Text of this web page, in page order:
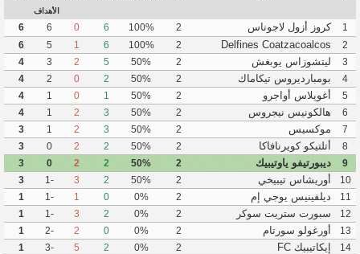
الأهداف
1 كروز أزول لاجوناس 2
100%
6
0
6
6
2
2
100%
6
1
5
6
3
ليتشوزاس يوبغش 2
50%
5
2
3
4
4
بومبارديروس تيكاماك 2
50%
2
0
2
4
5
أغويلاس أواجرو 2
50%
1
0
1
4
6
هالكونيس نيجروس 2
50%
3
2
1
4
7
موكسيس 2
50%
3
2
1
3
8
أتلتيكو كويرنافاكا 2
50%
2
2
0
3
9
ديبورتيفو ياوتيبيك 2
50%
2
2
0
3
10
أوريشاس تيبيخي 2
50%
2
3
-1
3
11
ديلفينيس يوجي إم 2
0%
0
1
-1
1
12
سبورت ستريت سوكر 2
0%
2
3
-1
1
13
أورغولو سورتام 2
0%
0
2
-2
1
14
إيكاتيبيك FC 2
0%
2
5
-3
1